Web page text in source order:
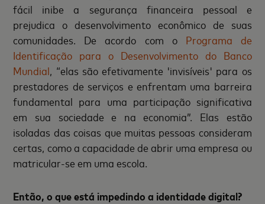
fácil inibe a segurança financeira pessoal e
prejudica o desenvolvimento econômico de suas
comunidades. De acordo com o Programa de
Identificação para o Desenvolvimento do Banco
Mundial, “elas são efetivamente 'invisíveis' para os
prestadores de serviços e enfrentam uma barreira
fundamental para uma participação significativa
em sua sociedade e na economia”. Elas estão
isoladas das coisas que muitas pessoas consideram
certas, como a capacidade de abrir uma empresa ou
matricular-se em uma escola.
Então, o que está impedindo a identidade digital?